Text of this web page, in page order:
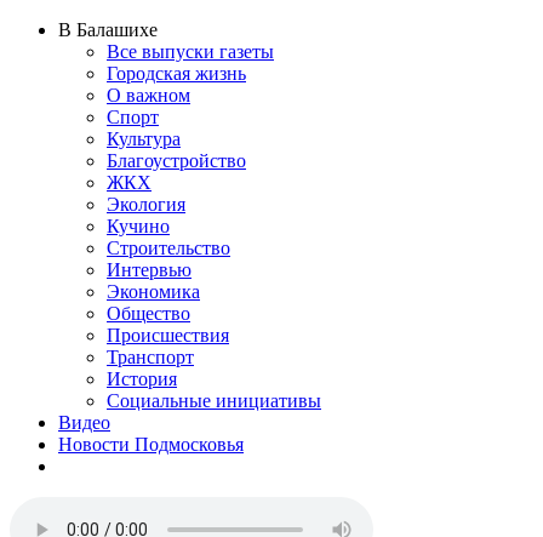
В Балашихе
Все выпуски газеты
Городская жизнь
О важном
Спорт
Культура
Благоустройство
ЖКХ
Экология
Кучино
Строительство
Интервью
Экономика
Общество
Происшествия
Транспорт
История
Социальные инициативы
Видео
Новости Подмосковья